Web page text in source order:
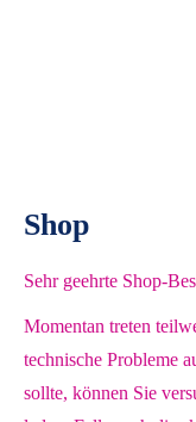
Shop
Sehr geehrte Shop-
Momentan treten
technische Probleme
sollte, können Sie